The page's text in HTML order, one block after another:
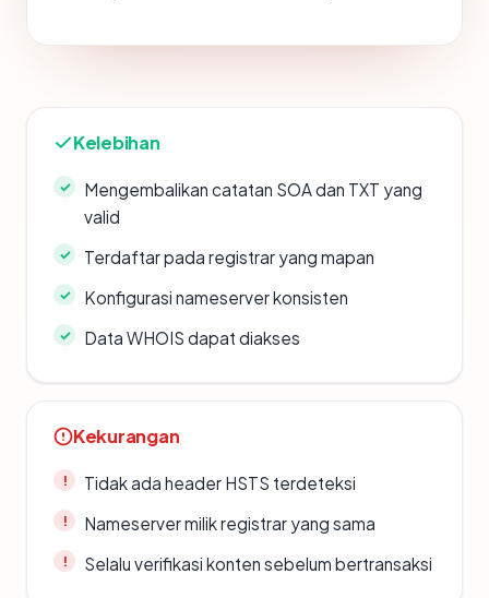
Kelebihan
Mengembalikan catatan SOA dan TXT yang
valid
Terdaftar pada registrar yang mapan
Konfigurasi nameserver konsisten
Data WHOIS dapat diakses
Kekurangan
Tidak ada header HSTS terdeteksi
Nameserver milik registrar yang sama
Selalu verifikasi konten sebelum bertransaksi